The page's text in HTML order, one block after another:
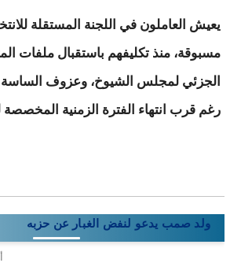
يعيش العاملون في اللجنة المستقلة
مسبوقة، منذ تكليفهم باستقبال ملفات
الجزئي لمجلس الشيوخ، وعزوف الساسة
رغم قرب انتهاء الفترة الزمنية المخصصة
ولد صمب يدعو لنفض الغبار عن حزبه